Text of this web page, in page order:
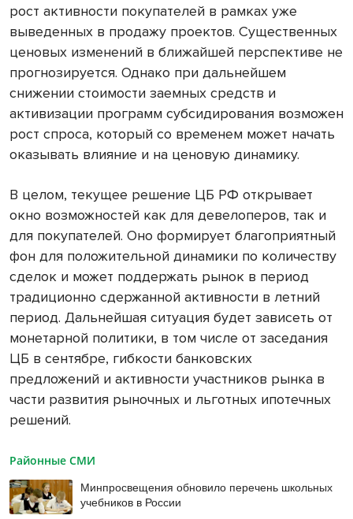
рост активности покупателей в рамках уже
выведенных в продажу проектов. Существенных
ценовых изменений в ближайшей перспективе не
прогнозируется. Однако при дальнейшем
снижении стоимости заемных средств и
активизации программ субсидирования возможен
рост спроса, который со временем может начать
оказывать влияние и на ценовую динамику.
В целом, текущее решение ЦБ РФ открывает
окно возможностей как для девелоперов, так и
для покупателей. Оно формирует благоприятный
фон для положительной динамики по количеству
сделок и может поддержать рынок в период
традиционно сдержанной активности в летний
период. Дальнейшая ситуация будет зависеть от
монетарной политики, в том числе от заседания
ЦБ в сентябре, гибкости банковских
предложений и активности участников рынка в
части развития рыночных и льготных ипотечных
решений.
Районные СМИ
Минпросвещения обновило перечень школьных
учебников в России